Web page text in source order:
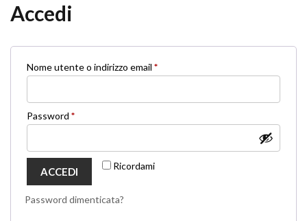
Accedi
Nome utente o indirizzo email *Richiesto
Password *Richiesto
Ricordami
ACCEDI
Password dimenticata?